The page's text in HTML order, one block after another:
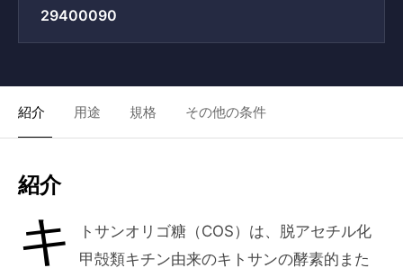
29400090
紹介 用途 規格 その他の条件
紹介
キ
トサンオリゴ糖（COS）は、脱アセチル化
甲殻類キチン由来のキトサンの酵素的また